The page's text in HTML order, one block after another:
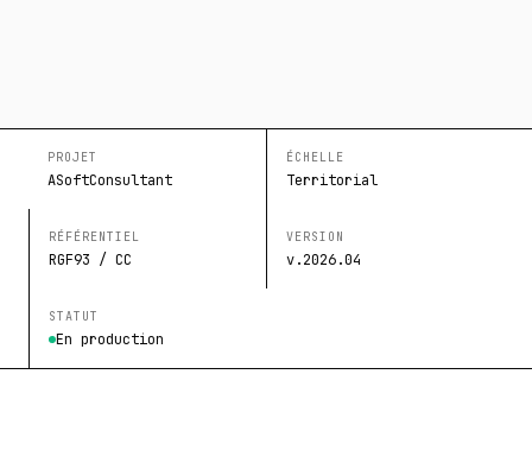
PROJET
ASoftConsultant
ÉCHELLE
Territorial
RÉFÉRENTIEL
RGF93 / CC
VERSION
v.2026.04
STATUT
En production